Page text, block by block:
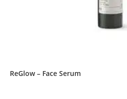
ReGlow – Face Serum